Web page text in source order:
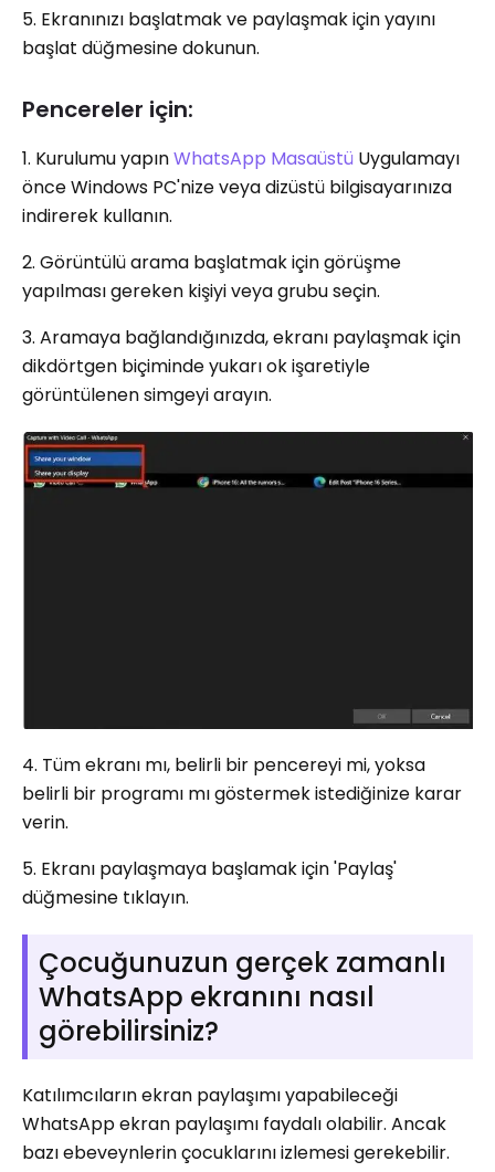
5. Ekranınızı başlatmak ve paylaşmak için yayını
başlat düğmesine dokunun.
Pencereler için:
1. Kurulumu yapınWhatsApp Masaüstü Uygulamayı
önce Windows PC'nize veya dizüstü bilgisayarınıza
indirerek kullanın.
2. Görüntülü arama başlatmak için görüşme
yapılması gereken kişiyi veya grubu seçin.
3. Aramaya bağlandığınızda, ekranı paylaşmak için
dikdörtgen biçiminde yukarı ok işaretiyle
görüntülenen simgeyi arayın.
4. Tüm ekranı mı, belirli bir pencereyi mi, yoksa
belirli bir programı mı göstermek istediğinize karar
verin.
5. Ekranı paylaşmaya başlamak için 'Paylaş'
düğmesine tıklayın.
Çocuğunuzun gerçek zamanlı
WhatsApp ekranını nasıl
görebilirsiniz?
Katılımcıların ekran paylaşımı yapabileceği
WhatsApp ekran paylaşımı faydalı olabilir. Ancak
bazı ebeveynlerin çocuklarını izlemesi gerekebilir.